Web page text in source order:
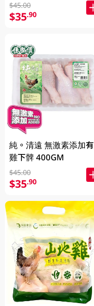
$45.00
$35.90
純。清遠 無激素添加
雞下髀 400GM
$45.00
$35.90